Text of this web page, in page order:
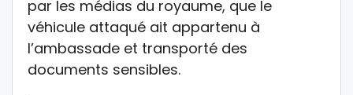
par les médias du royaume, que le
véhicule attaqué ait appartenu à
l’ambassade et transporté des
documents sensibles.